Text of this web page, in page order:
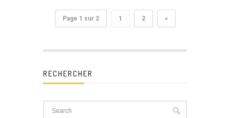
Page 1 sur 2 1 2 »
RECHERCHER